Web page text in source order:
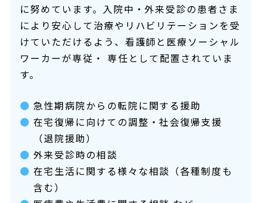
に努めています。入院中・外来受診の患者さま
により安心して治療やリハビリテーションを受
けていただけるよう、看護師と医療ソーシャル
ワーカーが専従・ 専任として配置されていま
す。
急性期病院からの転院に関する援助
在宅復帰に向けての調整・社会復帰支援
（退院援助）
外来受診時の相談
在宅生活に関する様々な相談（各種制度も
含む）